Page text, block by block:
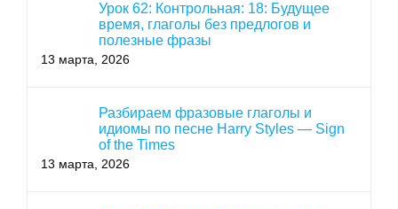
Урок 62: Контрольная: 18: Будущее
время, глаголы без предлогов и
полезные фразы
13 марта, 2026
Разбираем фразовые глаголы и
идиомы по песне Harry Styles — Sign
of the Times
13 марта, 2026